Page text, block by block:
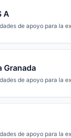
A
de apoyo para la
Granada
de apoyo para la
de apoyo para la